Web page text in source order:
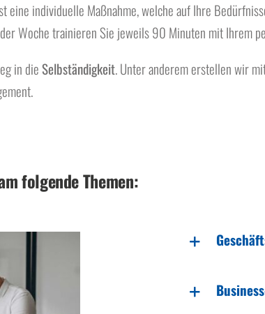
eine individuelle Maßnahme, welche auf Ihre
Woche trainieren Sie jeweils 90 Minuten mit Ihrem
in dieSelbständigkeit. Unter anderem erstellen wir
folgende Themen: